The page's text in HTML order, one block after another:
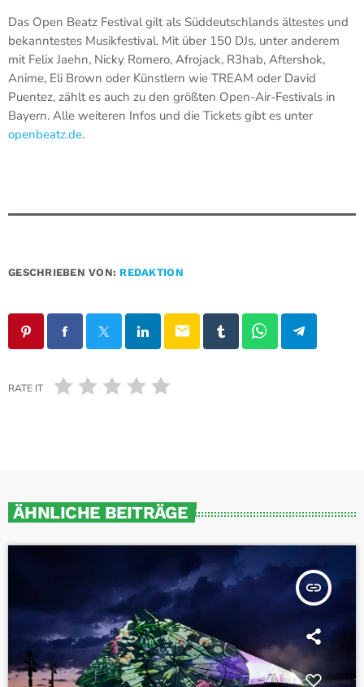
Das Open Beatz Festival gilt als Süddeutschlands ältestes und
bekanntestes Musikfestival. Mit über 150 DJs, unter anderem
mit Felix Jaehn, Nicky Romero, Afrojack, R3hab, Aftershok,
Anime, Eli Brown oder Künstlern wie TREAM oder David
Puentez, zählt es auch zu den größten Open-Air-Festivals in
Bayern. Alle weiteren Infos und die Tickets gibt es unter
openbeatz.de.
GESCHRIEBEN VON: REDAKTION
email
RATE IT
ÄHNLICHE BEITRÄGE
insert_link